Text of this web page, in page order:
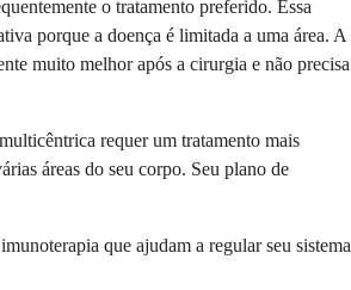
o tratamento preferido. Essa
porque a doença é limitada a uma área. A
muito melhor após a cirurgia e não precisa
requer um tratamento mais
áreas do seu corpo. Seu plano de
que ajudam a regular seu sistema